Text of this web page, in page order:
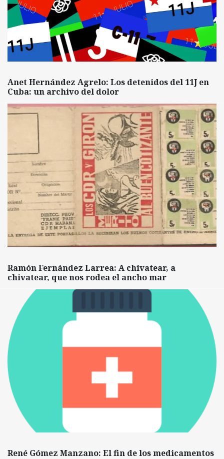
Anet Hernández Agrelo: Los detenidos del 11J en
Cuba: un archivo del dolor
Ramón Fernández Larrea: A chivatear, a
chivatear, que nos rodea el ancho mar
René Gómez Manzano: El fin de los medicamentos